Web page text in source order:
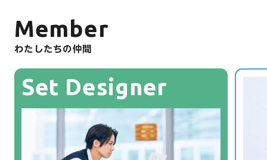
Member
わたしたちの仲間
Set Designer